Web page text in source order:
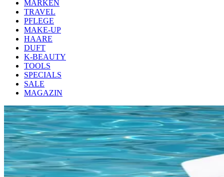
MARKEN
TRAVEL
PFLEGE
MAKE-UP
HAARE
DUFT
K-BEAUTY
TOOLS
SPECIALS
SALE
MAGAZIN